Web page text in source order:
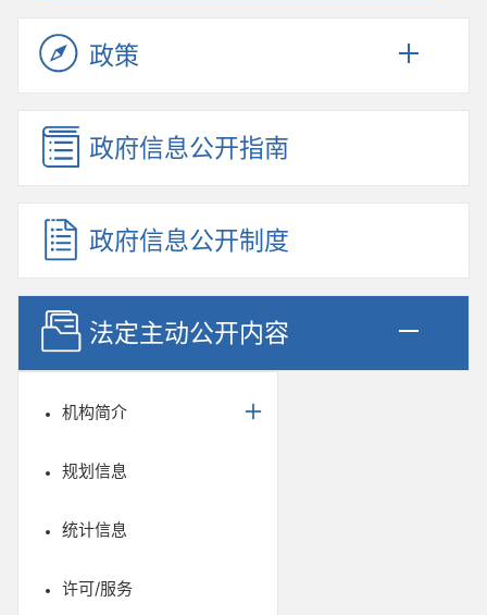
政策
政府信息公开指南
政府信息公开制度
法定主动公开内容
机构简介
规划信息
统计信息
许可/服务